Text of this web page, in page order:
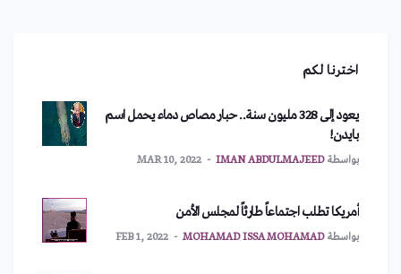
اخترنا لكم
يعود إلى 328 مليون سنة.. حبار مصاص دماء يحمل اسم
بايدن!
بواسطةIMAN ABDULMAJEED
MAR 10, 2022
أمريكا تطلب اجتماعاً طارئاً لمجلس الأمن
بواسطةMOHAMAD ISSA MOHAMAD
FEB 1, 2022